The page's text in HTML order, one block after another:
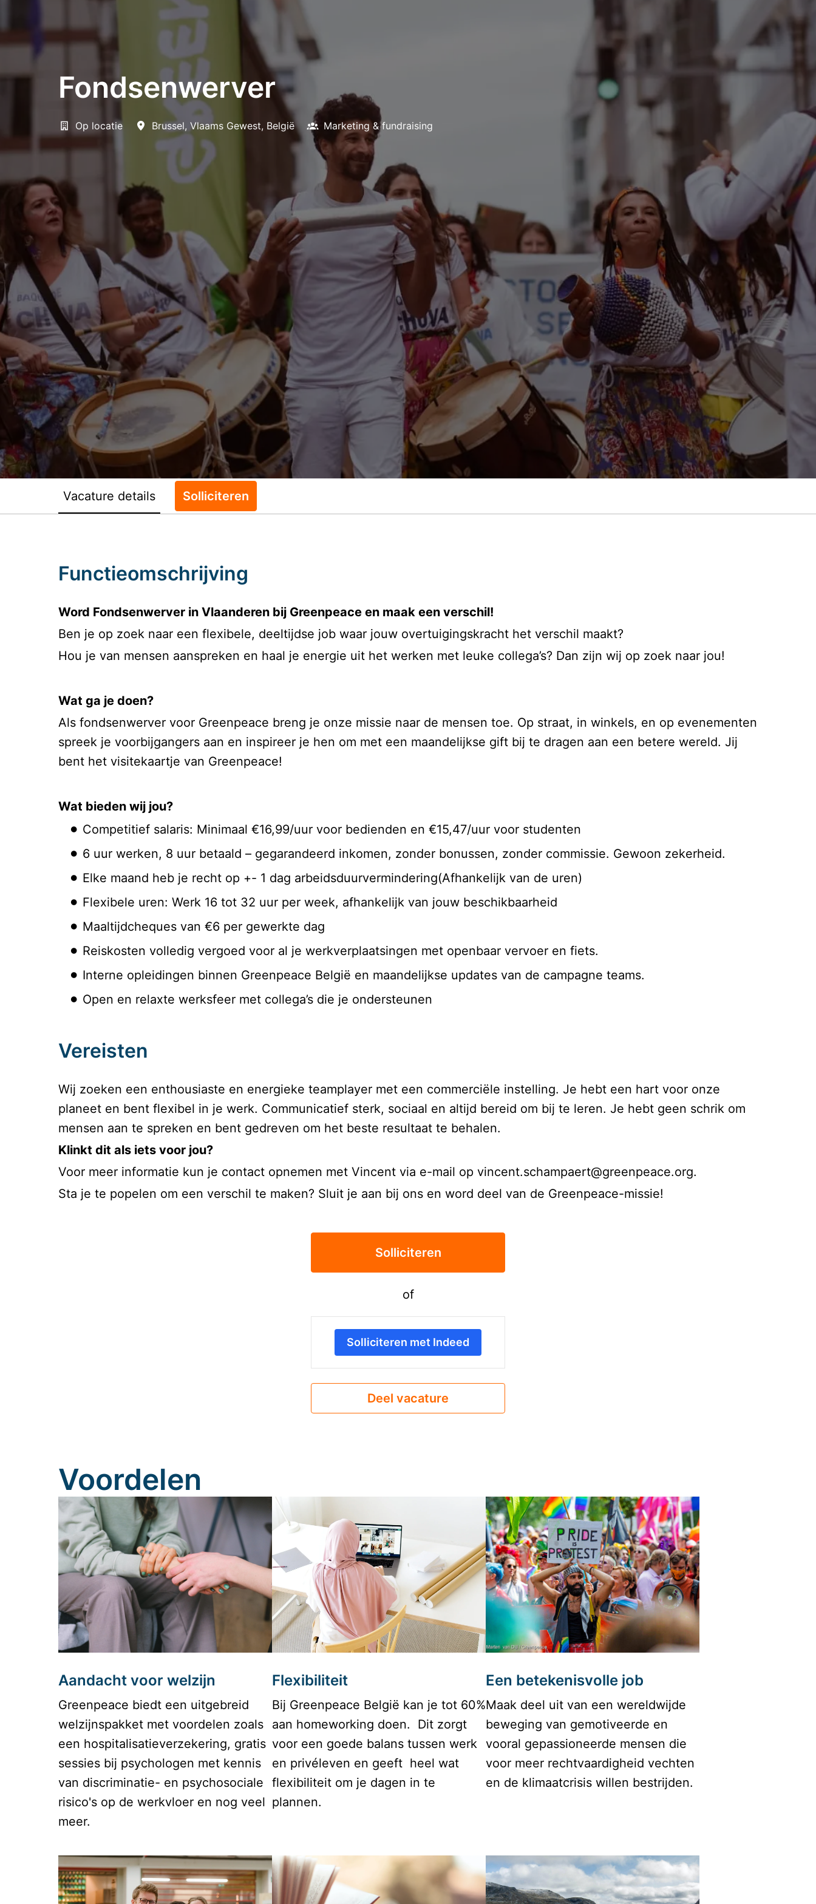
Fondsenwerver
Op locatie Brussel, Vlaams Gewest, België Marketing & fundraising
Vacature details Solliciteren
Functieomschrijving
Word Fondsenwerver in Vlaanderen bij Greenpeace en maak een verschil!
Ben je op zoek naar een flexibele, deeltijdse job waar jouw overtuigingskracht het verschil maakt?
Hou je van mensen aanspreken en haal je energie uit het werken met leuke collega’s? Dan zijn wij op zoek naar jou!
Wat ga je doen?
Als fondsenwerver voor Greenpeace breng je onze missie naar de mensen toe. Op straat, in winkels, en op evenementen
spreek je voorbijgangers aan en inspireer je hen om met een maandelijkse gift bij te dragen aan een betere wereld. Jij
bent het visitekaartje van Greenpeace!
Wat bieden wij jou?
Competitief salaris: Minimaal €16,99/uur voor bedienden en €15,47/uur voor studenten
6 uur werken, 8 uur betaald – gegarandeerd inkomen, zonder bonussen, zonder commissie. Gewoon zekerheid.
Elke maand heb je recht op +- 1 dag arbeidsduurvermindering(Afhankelijk van de uren)
Flexibele uren: Werk 16 tot 32 uur per week, afhankelijk van jouw beschikbaarheid
Maaltijdcheques van €6 per gewerkte dag
Reiskosten volledig vergoed voor al je werkverplaatsingen met openbaar vervoer en fiets.
Interne opleidingen binnen Greenpeace België en maandelijkse updates van de campagne teams.
Open en relaxte werksfeer met collega’s die je ondersteunen
Vereisten
Wij zoeken een enthousiaste en energieke teamplayer met een commerciële instelling. Je hebt een hart voor onze
planeet en bent flexibel in je werk. Communicatief sterk, sociaal en altijd bereid om bij te leren. Je hebt geen schrik om
mensen aan te spreken en bent gedreven om het beste resultaat te behalen.
Klinkt dit als iets voor jou?
Voor meer informatie kun je contact opnemen met Vincent via e-mail op vincent.schampaert@greenpeace.org.
Sta je te popelen om een verschil te maken? Sluit je aan bij ons en word deel van de Greenpeace-missie!
Solliciteren
of
Solliciteren met Indeed
Deel vacature
Voordelen
Aandacht voor welzijn
Greenpeace biedt een uitgebreid
welzijnspakket met voordelen zoals
een hospitalisatieverzekering, gratis
sessies bij psychologen met kennis
van discriminatie- en psychosociale
risico's op de werkvloer en nog veel
meer.
Flexibiliteit
Bij Greenpeace België kan je tot 60%
aan homeworking doen.  Dit zorgt
voor een goede balans tussen werk
en privéleven en geeft  heel wat
flexibiliteit om je dagen in te
plannen.
Een betekenisvolle job
Maak deel uit van een wereldwijde
beweging van gemotiveerde en
vooral gepassioneerde mensen die
voor meer rechtvaardigheid vechten
en de klimaatcrisis willen bestrijden.